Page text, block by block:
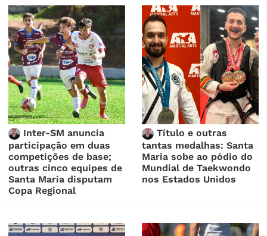
Inter-SM anuncia
participação em duas
competições de base;
outras cinco equipes de
Santa Maria disputam
Copa Regional
Título e outras
tantas medalhas: Santa
Maria sobe ao pódio do
Mundial de Taekwondo
nos Estados Unidos